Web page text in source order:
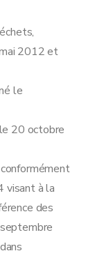
de sous-produit
finale
2012 et
le
20 octobre
visant à la
des